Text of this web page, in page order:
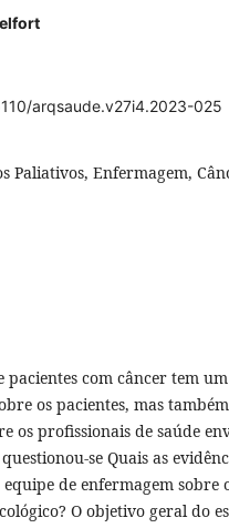
arqsaude.v27i4.2023-025
Paliativos, Enfermagem,
com câncer tem
os pacientes, mas
os profissionais de saúde
se Quais as
de enfermagem sobre
O objetivo geral do